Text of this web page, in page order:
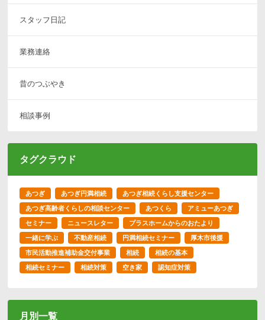
スタッフ日記
業務連絡
昔のつぶやき
相談事例
タグクラウド
あつぎ あつぎ円満相続 あつぎ相続くらし支援センター
あつぎ高齢者くらしの相談センター あつくら アミューあつぎ
セミナー ニュースレター プラスホームからのおたより
一緒に学ぶ 不動産相続 円満相続セミナー 厚木市後援
市民活動推進補助金交付事業 相続 相続の基本
相続セミナー 相続対策 空き家 認知症対策
月別一覧